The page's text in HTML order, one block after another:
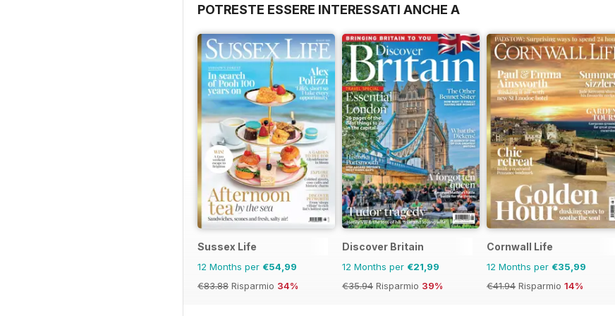
POTRESTE ESSERE INTERESSATI ANCHE A
Sussex Life
12 Months per €54,99
€83.88 Risparmio 34%
Discover Britain
12 Months per €21,99
€35.94 Risparmio 39%
Cornwall Life
12 Months per €35,99
€41.94 Risparmio 14%